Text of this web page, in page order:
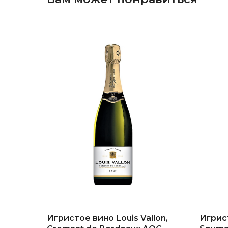
Игристое вино Louis Vallon,